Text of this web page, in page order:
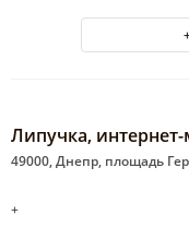
Липучка,
49000, Днепр, площадь
+